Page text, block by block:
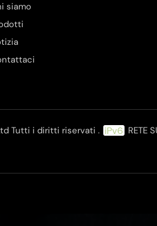
siamo
Tutti i diritti riservati . RETE